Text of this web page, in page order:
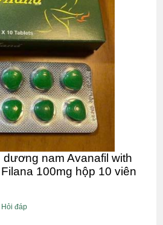
nam Avanafil with
100mg hộp 10 viên
Hỏi đáp